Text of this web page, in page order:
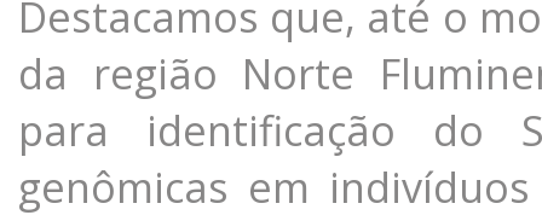
Destacamos que, até o
da região Norte
para identificação do
genômicas em